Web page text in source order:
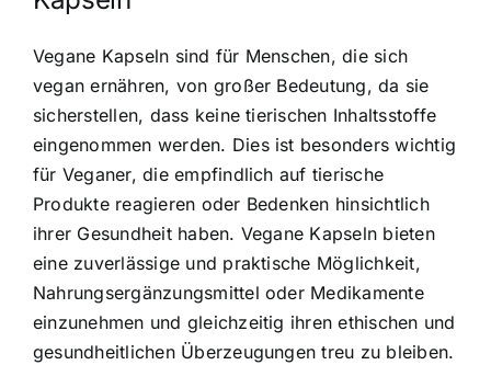
Vegane Kapseln sind für Menschen, die sich
vegan ernähren, von großer Bedeutung, da sie
sicherstellen, dass keine tierischen Inhaltsstoffe
eingenommen werden. Dies ist besonders wichtig
für Veganer, die empfindlich auf tierische
Produkte reagieren oder Bedenken hinsichtlich
ihrer Gesundheit haben. Vegane Kapseln bieten
eine zuverlässige und praktische Möglichkeit,
Nahrungsergänzungsmittel oder Medikamente
einzunehmen und gleichzeitig ihren ethischen und
gesundheitlichen Überzeugungen treu zu bleiben.